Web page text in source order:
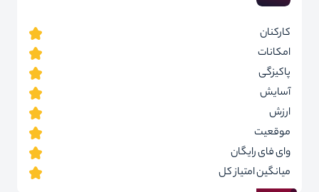
کارکنان
امکانات
پاکیزگی
آسایش
ارزش
موقعیت
وای فای رایگان
میانگین امتیاز کل